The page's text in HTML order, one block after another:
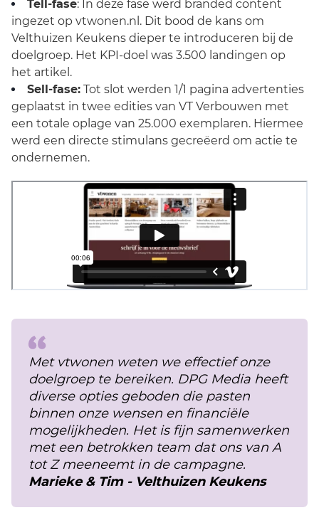
Tell-fase: In deze fase werd branded content
ingezet op vtwonen.nl. Dit bood de kans om
Velthuizen Keukens dieper te introduceren bij de
doelgroep. Het KPI-doel was 3.500 landingen op
het artikel.
Sell-fase: Tot slot werden 1/1 pagina advertenties
geplaatst in twee edities van VT Verbouwen met
een totale oplage van 25.000 exemplaren. Hiermee
werd een directe stimulans gecreëerd om actie te
ondernemen.
Met vtwonen weten we effectief onze
doelgroep te bereiken. DPG Media heeft
diverse opties geboden die pasten
binnen onze wensen en financiële
mogelijkheden. Het is fijn samenwerken
met een betrokken team dat ons van A
tot Z meeneemt in de campagne.
Marieke & Tim - Velthuizen Keukens